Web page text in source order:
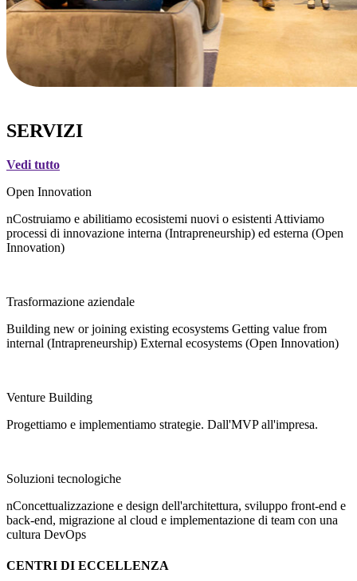
SERVIZI
Vedi tutto
Open Innovation
nCostruiamo e abilitiamo ecosistemi nuovi o esistenti Attiviamo
processi di innovazione interna (Intrapreneurship) ed esterna (Open
Innovation)
Trasformazione aziendale
Building new or joining existing ecosystems Getting value from
internal (Intrapreneurship) External ecosystems (Open Innovation)
Venture Building
Progettiamo e implementiamo strategie. Dall'MVP all'impresa.
Soluzioni tecnologiche
nConcettualizzazione e design dell'architettura, sviluppo front-end e
back-end, migrazione al cloud e implementazione di team con una
cultura DevOps
CENTRI DI ECCELLENZA